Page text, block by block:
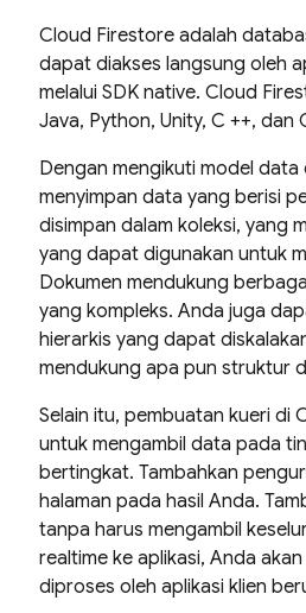
Cloud Firestore adalah
dapat diakses langsung oleh
melalui SDK native. Cloud
Java, Python, Unity, C ++, dan
Dengan mengikuti model data
menyimpan data yang berisi
disimpan dalam koleksi, yang
yang dapat digunakan untuk
Dokumen mendukung
yang kompleks. Anda juga
hierarkis yang dapat
mendukung apa pun struktur
Selain itu, pembuatan kueri di
untuk mengambil data pada
bertingkat. Tambahkan
halaman pada hasil Anda.
tanpa harus mengambil
realtime ke aplikasi, Anda
diproses oleh aplikasi klien